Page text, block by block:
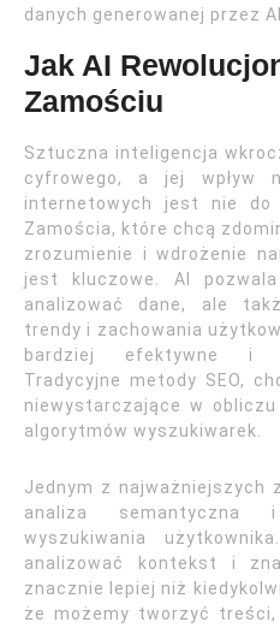
danych generowanej przez AI.
Jak AI
Zamościu
Sztuczna inteligencja
cyfrowego, a jej wpływ
internetowych jest nie
Zamościa, które chcą
zrozumienie i wdrożenie
jest kluczowe. AI
analizować dane, ale
trendy i zachowania
bardziej efektywne i
Tradycyjne metody SEO,
niewystarczające w
algorytmów wyszukiwarek.
Jednym z najważniejszych
analiza semantyczna
wyszukiwania
analizować kontekst i
znacznie lepiej niż
że możemy tworzyć